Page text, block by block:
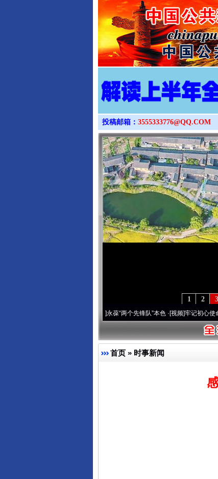
投稿邮箱： 3555333776@QQ.COM
3
2
1
永葆“两个先锋队”本色·[视频]牢记初心使命 奋进复
首页 » 时事新闻